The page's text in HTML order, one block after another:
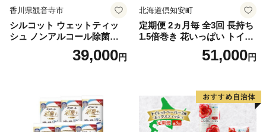
香川県観音寺市
シルコット ウェットティッ
シュ ノンアルコール除菌詰
替（43枚×3P）×24袋 日用品
おもちゃ 拭き取り 手拭き 外
39,000円
北海道倶知安町
定期便 2ヵ月毎 全3回 長持ち
1.5倍巻き 花いっぱい トイレ
ットペーパー ダブル 45ｍ 計
72ロール 全18種 花柄 プリン
ー 消耗品 備蓄 送料無料 北海
道 倶知安町 日用品
51,000円